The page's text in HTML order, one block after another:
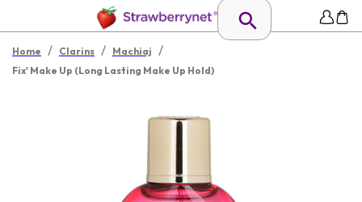
Home / Clarins / Machiaj /
Fix' Make Up (Long Lasting Make Up Hold)